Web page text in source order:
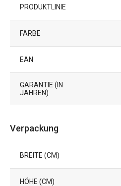
PRODUKTLINIE
FARBE
EAN
GARANTIE (IN
JAHREN)
Verpackung
BREITE (CM)
HÖHE (CM)